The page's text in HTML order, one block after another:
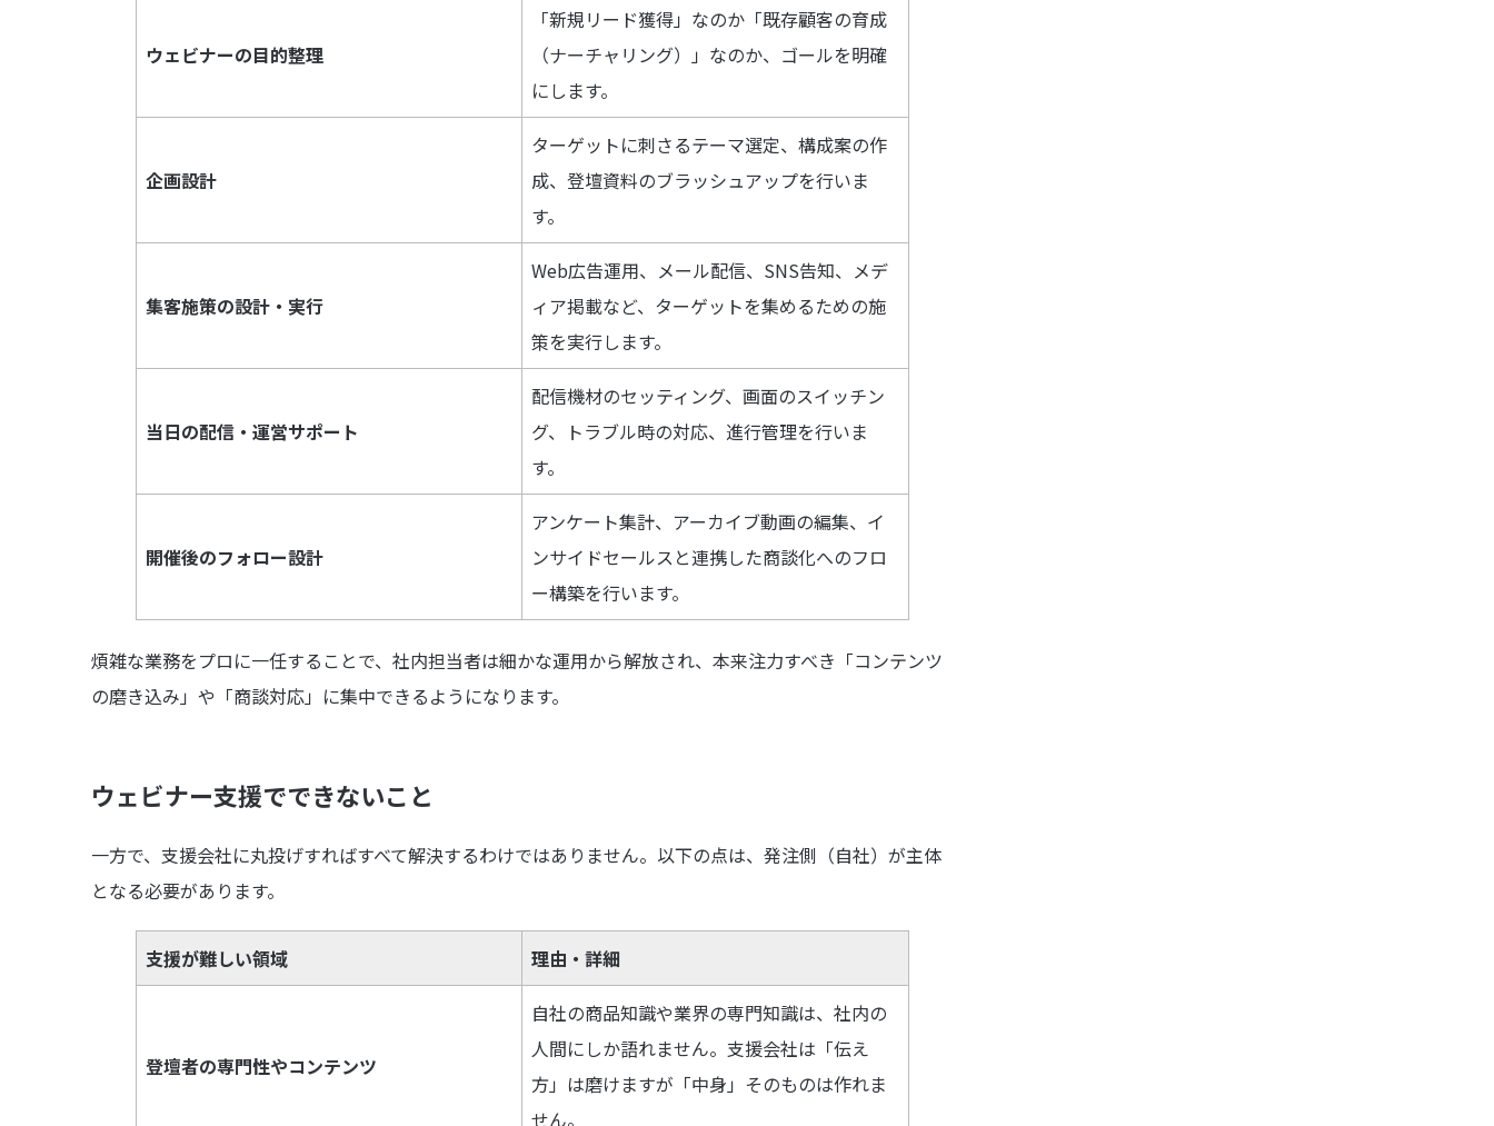
ウェビナーの目的整理
「新規リード獲得」なのか「既存顧客の育成
（ナーチャリング）」なのか、ゴールを明確
にします。
企画設計
ターゲットに刺さるテーマ選定、構成案の作
成、登壇資料のブラッシュアップを行いま
す。
集客施策の設計・実行
Web広告運用、メール配信、SNS告知、メデ
ィア掲載など、ターゲットを集めるための施
策を実行します。
当日の配信・運営サポート
配信機材のセッティング、画面のスイッチン
グ、トラブル時の対応、進行管理を行いま
す。
開催後のフォロー設計
アンケート集計、アーカイブ動画の編集、イ
ンサイドセールスと連携した商談化へのフロ
ー構築を行います。
煩雑な業務をプロに一任することで、社内担当者は細かな運用から解放され、本来注力すべき「コンテンツ
の磨き込み」や「商談対応」に集中できるようになります。
ウェビナー支援でできないこと
一方で、支援会社に丸投げすればすべて解決するわけではありません。以下の点は、発注側（自社）が主体
となる必要があります。
支援が難しい領域 理由・詳細
登壇者の専門性やコンテンツ
自社の商品知識や業界の専門知識は、社内の
人間にしか語れません。支援会社は「伝え
方」は磨けますが「中身」そのものは作れま
せん。